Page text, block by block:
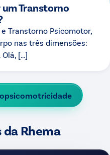
um Transtorno
Transtorno Psicomotor,
nas três dimensões:
[…]
Rhema